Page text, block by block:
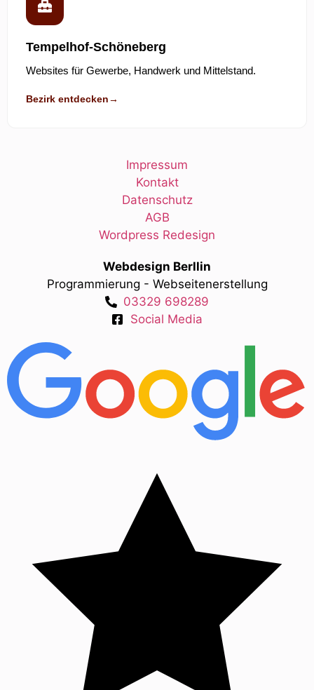
Tempelhof-Schöneberg
Websites für Gewerbe, Handwerk und Mittelstand.
Bezirk entdecken→
Impressum
Kontakt
Datenschutz
AGB
Wordpress Redesign
Webdesign Berllin
Programmierung - Webseitenerstellung
03329 698289
Social Media